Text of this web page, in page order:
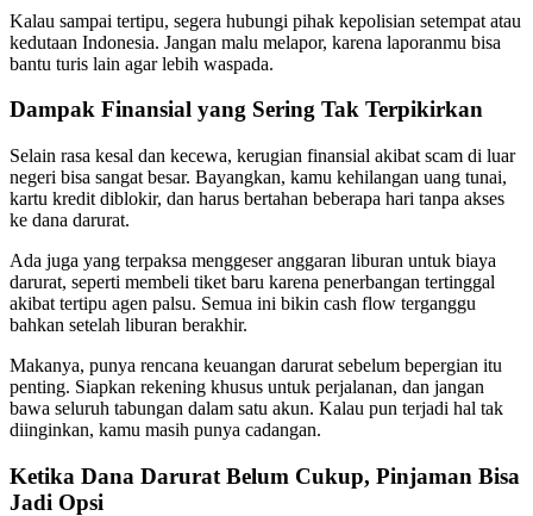
Kalau sampai tertipu, segera hubungi pihak kepolisian setempat atau
kedutaan Indonesia. Jangan malu melapor, karena laporanmu bisa
bantu turis lain agar lebih waspada.
Dampak Finansial yang Sering Tak Terpikirkan
Selain rasa kesal dan kecewa, kerugian finansial akibat scam di luar
negeri bisa sangat besar. Bayangkan, kamu kehilangan uang tunai,
kartu kredit diblokir, dan harus bertahan beberapa hari tanpa akses
ke dana darurat.
Ada juga yang terpaksa menggeser anggaran liburan untuk biaya
darurat, seperti membeli tiket baru karena penerbangan tertinggal
akibat tertipu agen palsu. Semua ini bikin cash flow terganggu
bahkan setelah liburan berakhir.
Makanya, punya rencana keuangan darurat sebelum bepergian itu
penting. Siapkan rekening khusus untuk perjalanan, dan jangan
bawa seluruh tabungan dalam satu akun. Kalau pun terjadi hal tak
diinginkan, kamu masih punya cadangan.
Ketika Dana Darurat Belum Cukup, Pinjaman Bisa
Jadi Opsi